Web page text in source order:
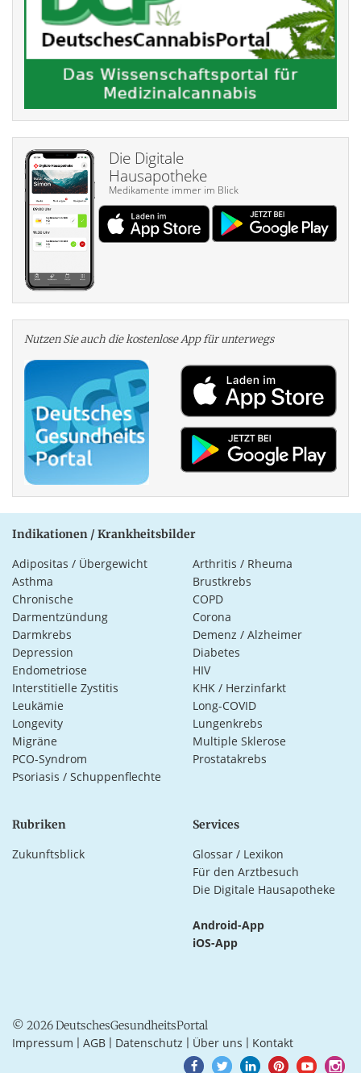
Die Digitale
Hausapotheke
Medikamente immer im Blick
Nutzen Sie auch die kosten­lose App für unterwegs
Indikationen / Krankheitsbilder
Adipositas / Übergewicht
Arthritis / Rheuma
Asthma
Brustkrebs
Chronische
Darmentzündung
COPD
Corona
Darmkrebs
Demenz / Alzheimer
Depression
Diabetes
Endometriose
HIV
Interstitielle Zystitis
KHK / Herzinfarkt
Leukämie
Long-COVID
Longevity
Lungenkrebs
Migräne
Multiple Sklerose
PCO-Syndrom
Prostatakrebs
Psoriasis / Schuppenflechte
Rubriken
Zukunftsblick
Services
Glossar / Lexikon
Für den Arztbesuch
Die Digitale Hausapotheke
Android-App
iOS-App
© 2026 DeutschesGesundheitsPortal
Impressum AGB Datenschutz Über uns Kontakt